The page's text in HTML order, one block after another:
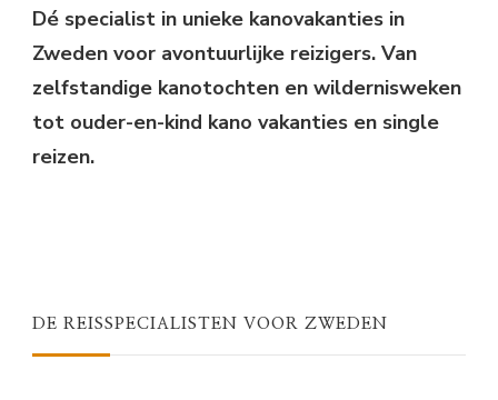
Dé specialist in unieke kanovakanties in
Zweden voor avontuurlijke reizigers. Van
zelfstandige kanotochten en wildernisweken
tot ouder-en-kind kano vakanties en single
reizen.
DE REISSPECIALISTEN VOOR ZWEDEN